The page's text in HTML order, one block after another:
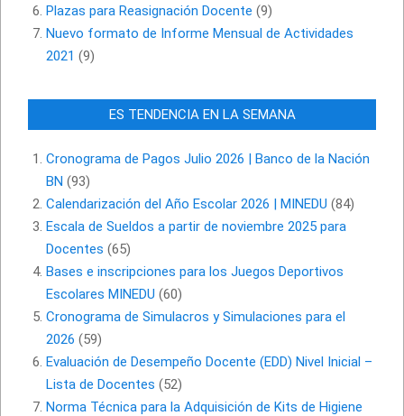
Plazas para Reasignación Docente (9)
Nuevo formato de Informe Mensual de Actividades
2021 (9)
ES TENDENCIA EN LA SEMANA
Cronograma de Pagos Julio 2026 | Banco de la Nación
BN (93)
Calendarización del Año Escolar 2026 | MINEDU (84)
Escala de Sueldos a partir de noviembre 2025 para
Docentes (65)
Bases e inscripciones para los Juegos Deportivos
Escolares MINEDU (60)
Cronograma de Simulacros y Simulaciones para el
2026 (59)
Evaluación de Desempeño Docente (EDD) Nivel Inicial –
Lista de Docentes (52)
Norma Técnica para la Adquisición de Kits de Higiene